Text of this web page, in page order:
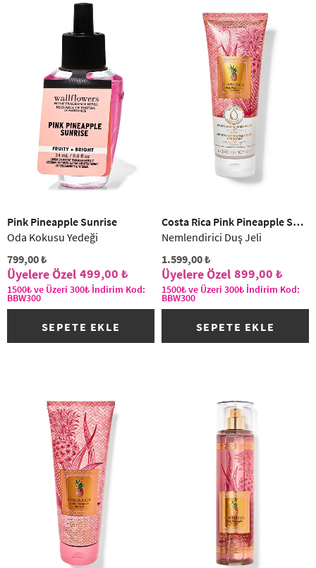
Pink Pineapple Sunrise
Oda Kokusu Yedeği
799,00 ₺
499,00 ₺
1500₺ ve Üzeri 300₺ İndirim Kod:
BBW300
SEPETE EKLE
Costa Rica Pink Pineapple Sunrise
Nemlendirici Duş Jeli
1.599,00 ₺
899,00 ₺
1500₺ ve Üzeri 300₺ İndirim Kod:
BBW300
SEPETE EKLE